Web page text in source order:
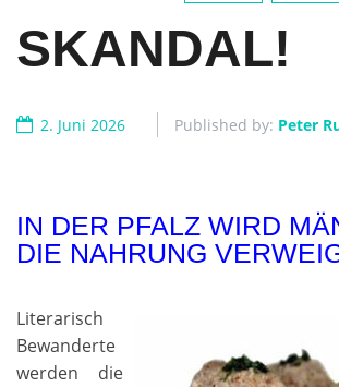
SKANDAL!
2. Juni 2026 Published by: Peter
IN DER PFALZ WIRD
DIE NAHRUNG
Literarisch
Bewanderte
werden die